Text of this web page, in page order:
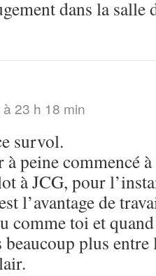
dans la salle
23 h 18 min
survol.
à peine commencé
à JCG, pour
l’avantage de
comme toi et
beaucoup plus